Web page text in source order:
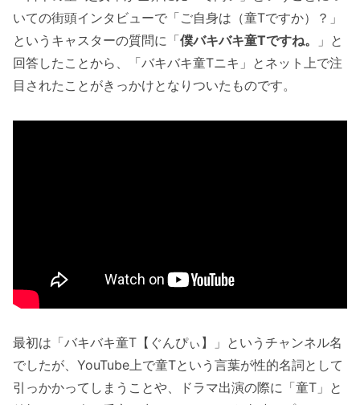
いての街頭インタビューで「ご自身は（童Tですか）？」
というキャスターの質問に「僕バキバキ童Tですね。
」と
回答したことから、「バキバキ童Tニキ」とネット上で注
目されたことがきっかけとなりついたものです。
最初は「バキバキ童T【ぐんぴぃ】」というチャンネル名
でしたが、YouTube上で童Tという言葉が性的名詞として
引っかかってしまうことや、ドラマ出演の際に「童T」と